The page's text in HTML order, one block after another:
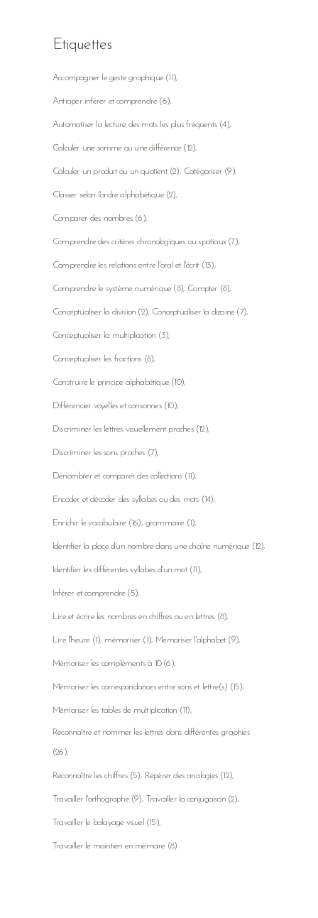
Etiquettes
Accompagner le geste graphique(11)
Anticiper inférer et comprendre(6)
Automatiser la lecture des mots les plus fréquents (4)
Calculer une somme ou une différence(12)
Calculer un produit ou un quotient(2) Catégoriser (9)
Classer selon l'ordre alphabétique(2)
Comparer des nombres (6)
Comprendre des critères chronologiques ou spatiaux(7)
Comprendre les relations entre l'oral et l'écrit(13)
Comprendre le système numérique(8) Compter (8)
Conceptualiser la division (2) Conceptualiser la dizaine(7)
Conceptualiser la multiplication (3)
Conceptualiser les fractions (8)
Construire le principe alphabétique(10)
Différencier voyelles et consonnes(10)
Discriminer les lettres visuellement proches(12)
Discriminer les sons proches (7)
Dénombrer et comparer des collections (11)
Encoder et décoder des syllabes ou des mots (14)
Enrichir le vocabulaire(16) grammaire(1)
Identifier la place d'un nombre dans une chaîne numérique(12)
Identifier les différentes syllabes d'un mot(11)
Inférer et comprendre(5)
Lire et écrire les nombres en chiffres ou en lettres (8)
Lire l'heure(1) mémoriser (1) Mémoriser l'alphabet(9)
Mémoriser les compléments à 10(6)
Mémoriser les correspondances entre sons et lettre(s) (15)
Mémoriser les tables de multiplication (11)
Reconnaître et nommer les lettres dans différentes graphies
(26)
Reconnaître les chiffres(5) Repérer des analogies (12)
Travailler l'orthographe(9) Travailler la conjugaison(2)
Travailler le balayage visuel (15)
Travailler le maintien en mémoire(8)